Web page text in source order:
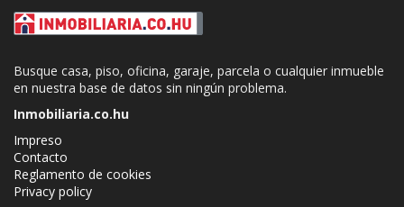
Busque casa, piso, oficina, garaje, parcela o cualquier inmueble
en nuestra base de datos sin ningún problema.
Inmobiliaria.co.hu
Impreso
Contacto
Reglamento de cookies
Privacy policy